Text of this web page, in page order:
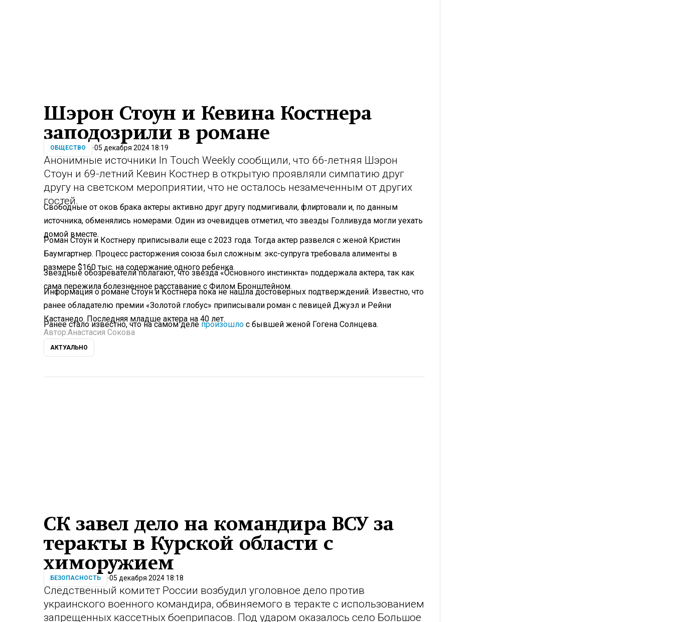
Шэрон Стоун и Кевина Костнера
заподозрили в романе
ОБЩЕСТВО 05 декабря 2024 18:19
Анонимные источники In Touch Weekly сообщили, что 66-летняя Шэрон
Стоун и 69-летний Кевин Костнер в открытую проявляли симпатию друг
другу на светском мероприятии, что не осталось незамеченным от других
гостей.
Свободные от оков брака актеры активно друг другу подмигивали, флиртовали и, по данным
источника, обменялись номерами. Один из очевидцев отметил, что звезды Голливуда могли уехать
домой вместе.
Роман Стоун и Костнеру приписывали еще с 2023 года. Тогда актер развелся с женой Кристин
Баумгартнер. Процесс расторжения союза был сложным: экс-супруга требовала алименты в
размере $160 тыс. на содержание одного ребенка.
Звездные обозреватели полагают, что звезда «Основного инстинкта» поддержала актера, так как
сама пережила болезненное расставание с Филом Бронштейном.
Информация о романе Стоун и Костнера пока не нашла достоверных подтверждений. Известно, что
ранее обладателю премии «Золотой глобус» приписывали роман с певицей Джуэл и Рейни
Кастанедо. Последняя младше актера на 40 лет.
Ранее стало известно, что на самом деле произошло с бывшей женой Гогена Солнцева.
Автор:Анастасия Сокова
АКТУАЛЬНО
СК завел дело на командира ВСУ за
теракты в Курской области с
химоружием
БЕЗОПАСНОСТЬ 05 декабря 2024 18:18
Следственный комитет России возбудил уголовное дело против
украинского военного командира, обвиняемого в теракте с использованием
запрещенных кассетных боеприпасов. Под ударом оказалось село Большое